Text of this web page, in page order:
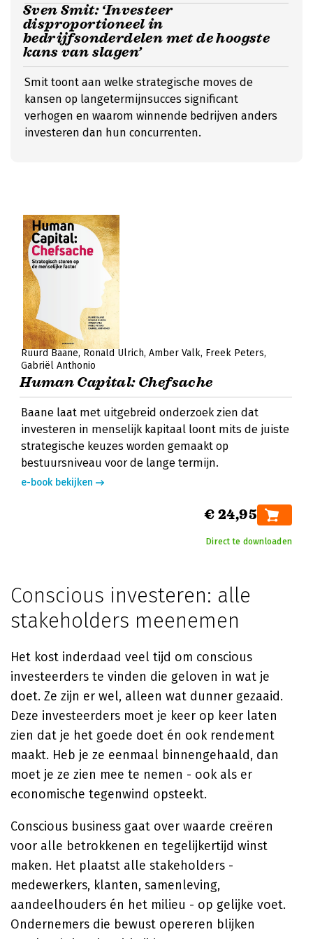
Sven Smit: ‘Investeer
disproportioneel in
bedrijfsonderdelen met de hoogste
kans van slagen’
Smit toont aan welke strategische moves de
kansen op langetermijnsucces significant
verhogen en waarom winnende bedrijven anders
investeren dan hun concurrenten.
Ruurd Baane Ronald Ulrich Amber Valk Freek Peters
Gabriël Anthonio
Human Capital: Chefsache
Baane laat met uitgebreid onderzoek zien dat
investeren in menselijk kapitaal loont mits de juiste
strategische keuzes worden gemaakt op
bestuursniveau voor de lange termijn.
e-book bekijken
€ 24,95
Direct te downloaden
Conscious investeren: alle
stakeholders meenemen
Het kost inderdaad veel tijd om conscious
investeerders te vinden die geloven in wat je
doet. Ze zijn er wel, alleen wat dunner gezaaid.
Deze investeerders moet je keer op keer laten
zien dat je het goede doet én ook rendement
maakt. Heb je ze eenmaal binnengehaald, dan
moet je ze zien mee te nemen - ook als er
economische tegenwind opsteekt.
Conscious business gaat over waarde creëren
voor alle betrokkenen en tegelijkertijd winst
maken. Het plaatst alle stakeholders -
medewerkers, klanten, samenleving,
aandeelhouders én het milieu - op gelijke voet.
Ondernemers die bewust opereren blijken